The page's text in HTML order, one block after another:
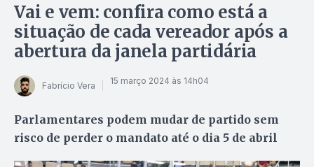
Vai e vem: confira como está a
situação de cada vereador após a
abertura da janela partidária
Fabrício Vera 15 março 2024 às 14h04
Parlamentares podem mudar de partido sem
risco de perder o mandato até o dia 5 de abril